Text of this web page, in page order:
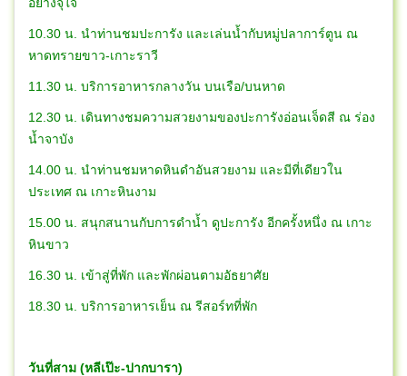
10.30 น. นำท่านชมปะการัง และเล่นน้ำกับหมู่ปลาการ์ตูน ณ
หาดทรายขาว-เกาะราวี
11.30 น. บริการอาหารกลางวัน บนเรือ/บนหาด
12.30 น. เดินทางชมความสวยงามของปะการังอ่อนเจ็ดสี ณ ร่อง
น้ำจาบัง
14.00 น. นำท่านชมหาดหินดำอันสวยงาม และมีที่เดียวใน
ประเทศ ณ เกาะหินงาม
15.00 น. สนุกสนานกับการดำน้ำ ดูปะการัง อีกครั้งหนึ่ง ณ เกาะ
หินขาว
16.30 น. เข้าสู่ที่พัก และพักผ่อนตามอัธยาศัย
18.30 น. บริการอาหารเย็น ณ รีสอร์ทที่พัก
วันที่สาม (หลีเป๊ะ-ปากบารา)